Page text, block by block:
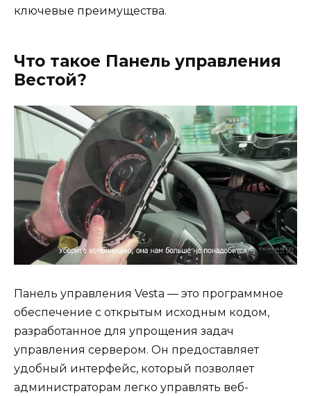
ключевые преимущества.
Что такое Панель управления
Вестой?
Панель управления Vesta — это программное
обеспечение с открытым исходным кодом,
разработанное для упрощения задач
управления сервером. Он предоставляет
удобный интерфейс, который позволяет
администраторам легко управлять веб-